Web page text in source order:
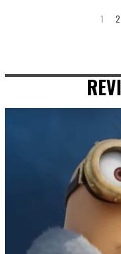
1 2